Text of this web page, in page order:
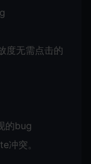
度无需点击的
的bug
冲突。